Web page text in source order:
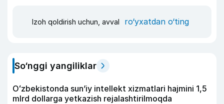
Izoh qoldirish uchun, avval ro‘yxatdan o‘ting
So‘nggi yangiliklar
Oʻzbekistonda sunʼiy intellekt xizmatlari hajmini 1,5
mlrd dollarga yetkazish rejalashtirilmoqda